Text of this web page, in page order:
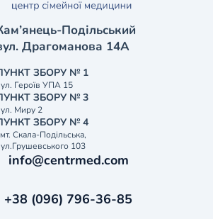
Подільський
Драгоманова 14А
ЗБОРУ № 1
Героїв УПА 15
ЗБОРУ № 3
Миру 2
ЗБОРУ № 4
Скала-Подільська,
103
info@centrmed.com
+38 (096) 796-36-85